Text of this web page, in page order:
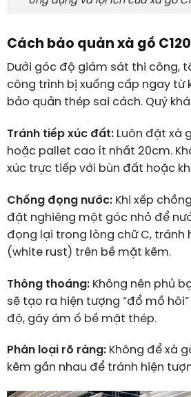
Cách bảo quản xà gồ
Dưới góc độ giám sát thi công,
công trình bị xuống cấp ngay từ
bảo quản thép sai cách. Quý
Tránh tiếp xúc đất:Luôn đặt xà
hoặc pallet cao ít nhất 20cm.
xúc trực tiếp với bùn đất hoặc
Chống đọng nước:Khi xếp
đặt nghiêng một góc nhỏ để
đọng lại trong lòng chữ C, tránh
(white rust) trên bề mặt kẽm.
Thông thoáng:Không nên phủ
sẽ tạo ra hiện tượng “đổ mồ
độ, gây ám ố bề mặt thép.
Phân loại rõ ràng:Không để xà
kẽm gần nhau để tránh hiện